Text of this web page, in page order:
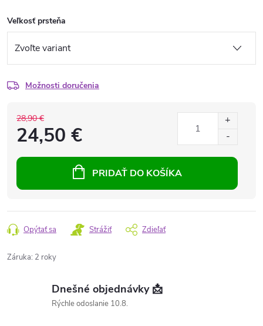
Veľkosť prsteňa
Možnosti doručenia
28,90 €
24,50 €
PRIDAŤ DO KOŠÍKA
Opýtať sa Strážiť Zdieľať
Záruka: 2 roky
Dnešné objednávky 📩
Rýchle odoslanie 10.8.